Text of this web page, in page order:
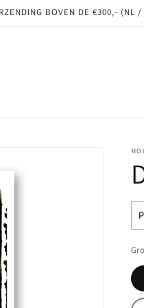
BOVEN DE €300,- (NL